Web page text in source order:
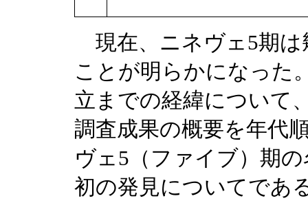
現在、ニネヴェ5期は
ことが明らかになった
立までの経緯について
調査成果の概要を年代
ヴェ5（ファイブ）期
初の発見についてであ